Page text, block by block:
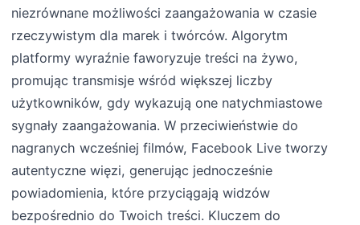
niezrównane możliwości zaangażowania w czasie
rzeczywistym dla marek i twórców. Algorytm
platformy wyraźnie faworyzuje treści na żywo,
promując transmisje wśród większej liczby
użytkowników, gdy wykazują one natychmiastowe
sygnały zaangażowania. W przeciwieństwie do
nagranych wcześniej filmów, Facebook Live tworzy
autentyczne więzi, generując jednocześnie
powiadomienia, które przyciągają widzów
bezpośrednio do Twoich treści. Kluczem do